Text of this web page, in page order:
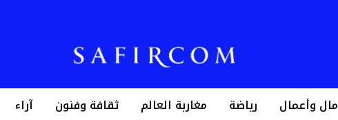
مال وأعمال رياضة مغاربة العالم ثقافة وفنون آراء